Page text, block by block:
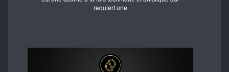
requiert une